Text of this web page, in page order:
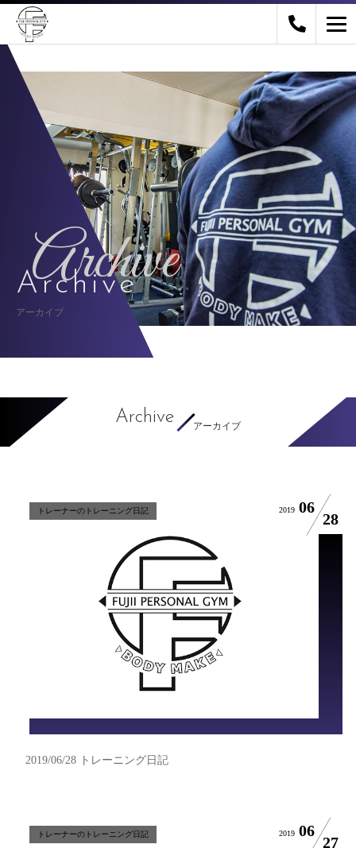
Archive
Archive
アーカイブ
Archive
アーカイブ
トレーナーのトレーニング日記 2019 06
28
2019/06/28 トレーニング日記
トレーナーのトレーニング日記 2019 06
27